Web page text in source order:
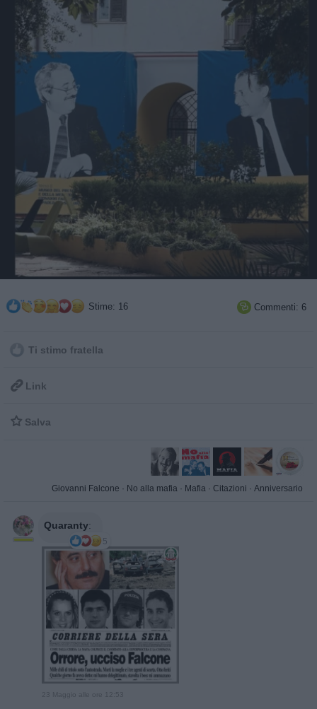
Stime: 16  Commenti: 6
Ti stimo fratella
 Link
 Salva
Giovanni Falcone · No alla mafia · Mafia · Citazioni · Anniversario
Quaranty:
5
23 Maggio alle ore 12:53